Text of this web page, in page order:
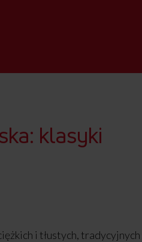
klasyki
i tłustych, tradycyjnych